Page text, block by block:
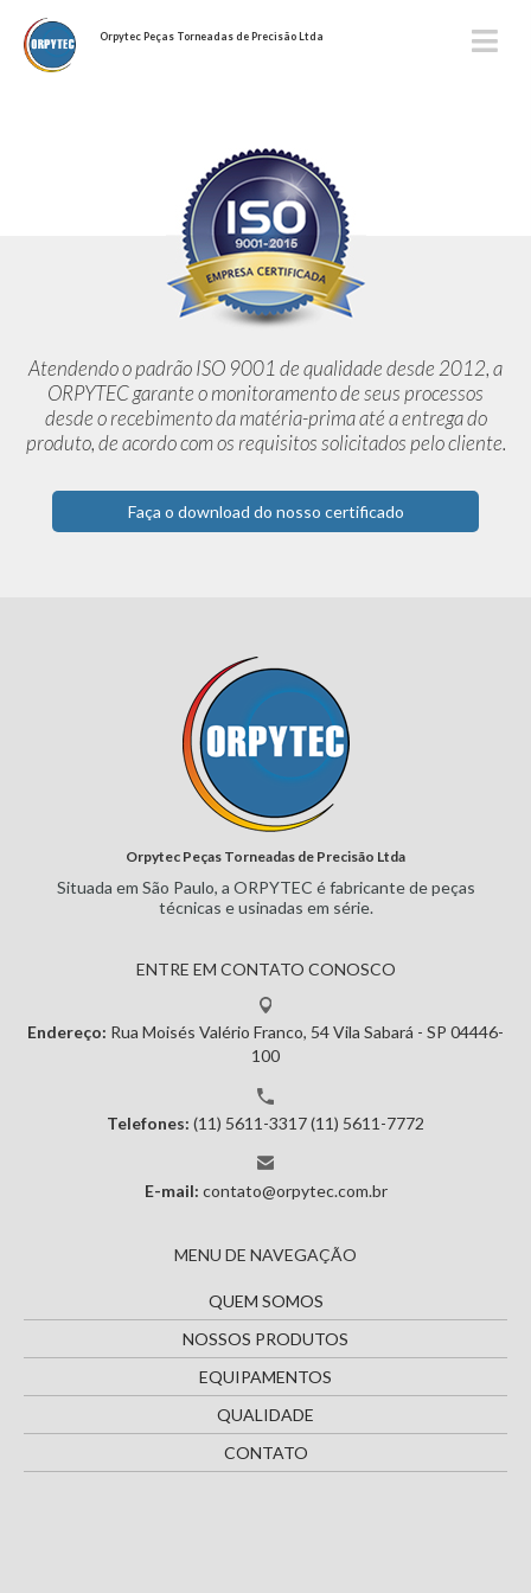
Orpytec Peças Torneadas de Precisão Ltda
Atendendo o padrão ISO 9001 de qualidade desde 2012,a
ORPYTEC garante o monitoramento de seus processos
desde orecebimento da matéria-prima até a entrega do
produto, de acordocom os requisitos solicitados pelo cliente.
Faça o download do nosso certificado
Orpytec Peças Torneadas de Precisão Ltda
Situada em São Paulo, a ORPYTEC é fabricante de peças
técnicas eusinadas em série.
ENTRE EM CONTATO CONOSCO
Endereço: Rua Moisés Valério Franco, 54Vila Sabará - SP 04446-
100
Telefones: (11) 5611-3317(11) 5611-7772
E-mail: contato@orpytec.com.br
MENU DE NAVEGAÇÃO
QUEM SOMOS
NOSSOS PRODUTOS
EQUIPAMENTOS
QUALIDADE
CONTATO